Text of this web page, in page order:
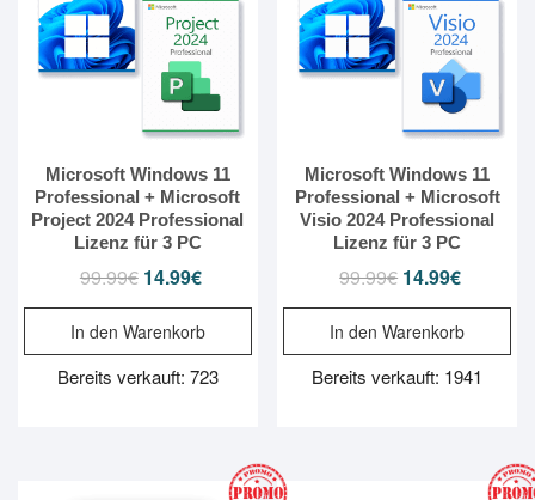
Microsoft Windows 11
Professional + Microsoft
Project 2024 Professional
Lizenz für 3 PC
99.99€ Ursprünglicher
Preis
war:
99.99€
14.99€Aktueller
Preis
ist:
14.99€.
In den Warenkorb
Bereits verkauft: 723
Microsoft Windows 11
Professional + Microsoft
Visio 2024 Professional
Lizenz für 3 PC
99.99€ Ursprünglicher
Preis
war:
99.99€
14.99€
Preis
ist:
14.99€.
In den Warenkorb
Bereits verkauft: 1941